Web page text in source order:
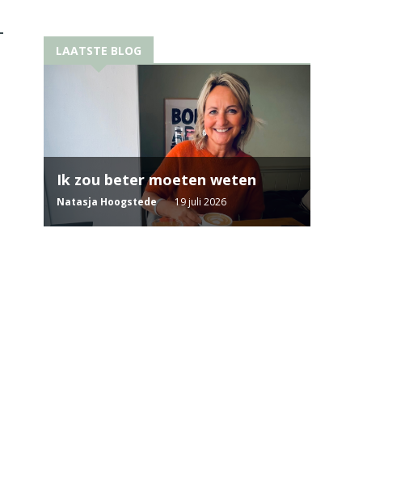
LAATSTE BLOG
Ik zou beter moeten weten
Natasja Hoogstede 19 juli 2026